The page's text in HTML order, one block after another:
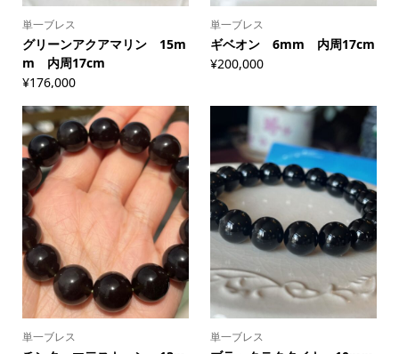
単一ブレス
グリーンアクアマリン 15m
m 内周17cm
¥176,000
単一ブレス
ギベオン 6mm 内周17cm
¥200,000
単一ブレス 単一ブレス